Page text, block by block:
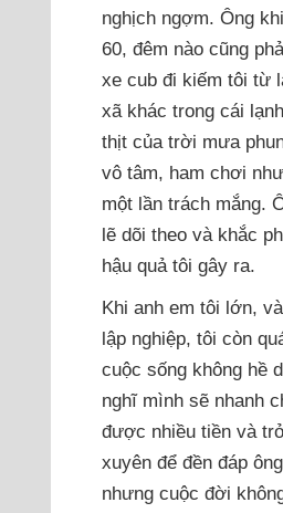
nghịch ngợm. Ông
60, đêm nào cũng
xe cub đi kiếm tôi từ
xã khác trong cái
thịt của trời mưa
vô tâm, ham chơi
một lần trách mắng.
lẽ dõi theo và khắc
hậu quả tôi gây ra.
Khi anh em tôi lớn,
lập nghiệp, tôi còn
cuộc sống không hề
nghĩ mình sẽ nhanh
được nhiều tiền và
xuyên để đền đáp
nhưng cuộc đời